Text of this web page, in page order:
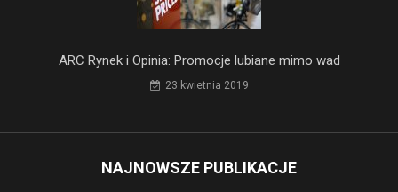
ARC Rynek i Opinia: Promocje lubiane mimo wad
23 kwietnia 2019
NAJNOWSZE PUBLIKACJE